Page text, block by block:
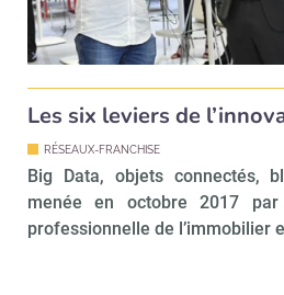
Les six leviers de
RÉSEAUX-FRANCHISE
Big Data, objets connectés,
menée en octobre 2017
professionnelle de l’immobilier